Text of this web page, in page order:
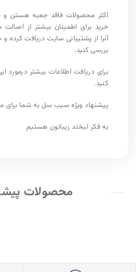
اکثر محصولات فاقد جعبه هستن و
آنرا از پشتیبانی سایت دریافت کرده
بررسی کنید.
برای دریافت اطلاعات بیشتر درمورد
کنید.
پیشنهاد ویژه سیب سل به شما
به فکر لبخند زیباتون هستیم
محصولات